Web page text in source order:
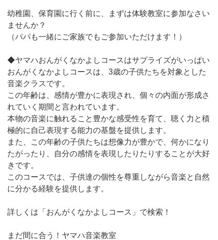
幼稚園、保育園に行く前に、まずは体験教室に参加なさい
ませんか？
（パパも一緒にご家族でもご参加いただけます！）
◆ヤマハおんがくなかよしコースはサプライズがいっぱい
おんがくなかよしコースは、3歳の子供たちを対象とした
音楽クラスです。
この年齢は、感情が豊かに表現され、個々の内面が形成さ
れていく期間と言われています。
本物の音楽に触れること豊かな感受性を育て、聴く力と積
極的に自己表現する能力の基盤を提供します。
また、この年齢の子供たちは想像力が豊かで、何かになり
たがったり、自分の感情を表現したりたりすることが大好
きです。
このコースでは、子供達の個性を尊重しながら音楽と自然
に分かる経験を提供します。
詳しくは「おんがくなかよしコース」で検索！
まだ間に合う！ヤマハ音楽教室